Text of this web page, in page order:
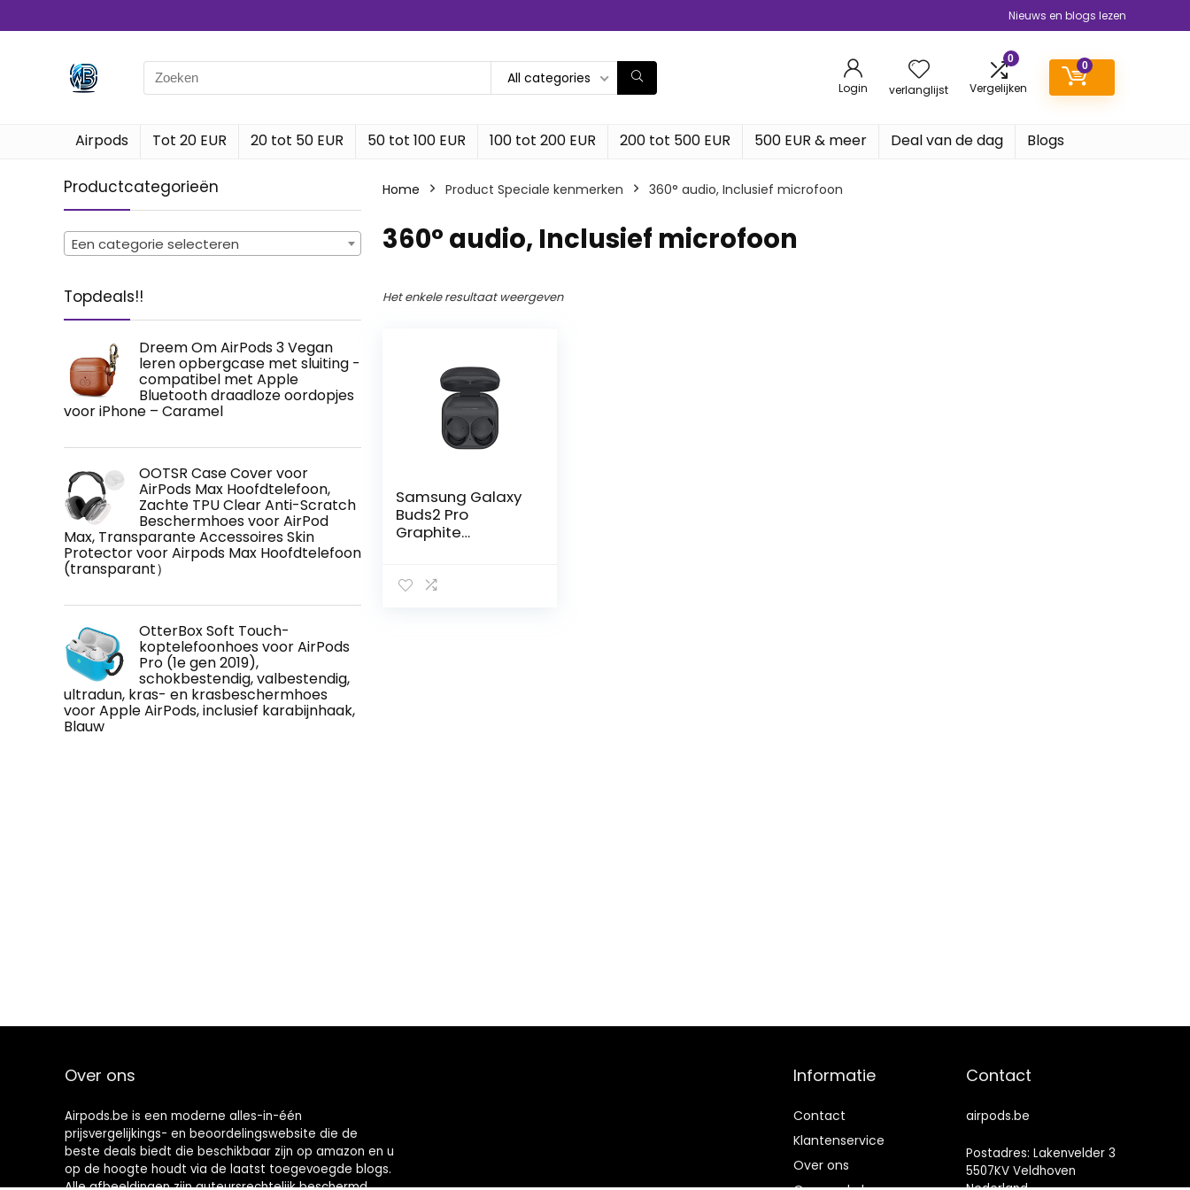
Nieuws en blogs lezen
Search
for:
All categories
Login verlanglijst
0
Vergelijken
0
Airpods Tot 20 EUR 20 tot 50 EUR 50 tot 100 EUR 100 tot 200 EUR 200 tot 500 EUR 500 EUR & meer Deal van de dag Blogs
Productcategorieën
Een categorie selecteren
Topdeals!!
Dreem Om AirPods 3 Vegan
leren opbergcase met sluiting -
compatibel met Apple
Bluetooth draadloze oordopjes
voor iPhone – Caramel
OOTSR Case Cover voor
AirPods Max Hoofdtelefoon,
Zachte TPU Clear Anti-Scratch
Beschermhoes voor AirPod
Max, Transparante Accessoires Skin
Protector voor Airpods Max Hoofdtelefoon
(transparant）
OtterBox Soft Touch-
koptelefoonhoes voor AirPods
Pro (1e gen 2019),
schokbestendig, valbestendig,
ultradun, kras- en krasbeschermhoes
voor Apple AirPods, inclusief karabijnhaak,
Blauw
Home Product Speciale kenmerken ‎360° audio, Inclusief microfoon
‎360° audio, Inclusief microfoon
Het enkele resultaat weergeven
Samsung Galaxy
Buds2 Pro
Graphite
Over ons
Airpods.be is een moderne alles-in-één
prijsvergelijkings- en beoordelingswebsite die de
beste deals biedt die beschikbaar zijn op amazon en u
op de hoogte houdt via de laatst toegevoegde blogs.
Alle afbeeldingen zijn auteursrechtelijk beschermd
Informatie
Contact
Klantenservice
Over ons
Contact
airpods.be
Postadres: Lakenvelder 3
5507KV Veldhoven